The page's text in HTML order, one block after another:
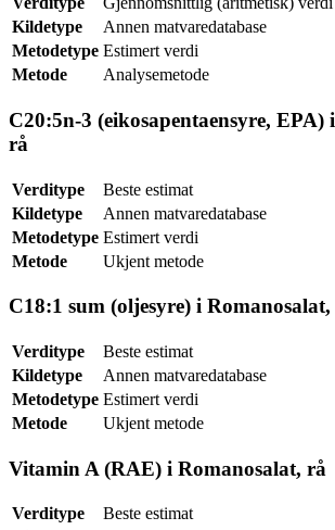
Kildetype
Annen matvaredatabase
Metodetype Estimert verdi
Metode
Analysemetode
C20:5n-3 (eikosapentaensyre, EPA)
rå
Verditype
Beste estimat
Kildetype
Annen matvaredatabase
Metodetype Estimert verdi
Metode
Ukjent metode
C18:1 sum (oljesyre) i
Verditype
Beste estimat
Kildetype
Annen matvaredatabase
Metodetype Estimert verdi
Metode
Ukjent metode
Vitamin A (RAE) i Romanosalat, rå
Verditype
Beste estimat